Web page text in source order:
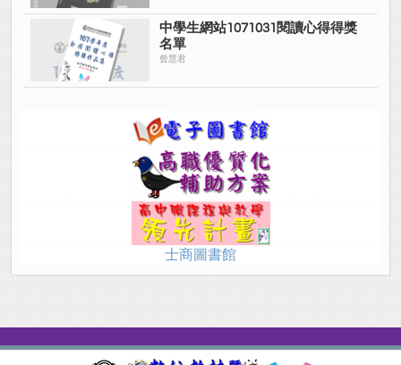
中學生網站1071031閱讀心得得獎
名單
曾慧君
士商圖書館